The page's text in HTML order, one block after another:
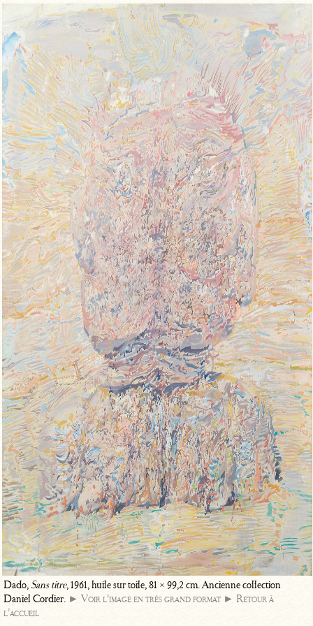
Dado,Sans titre, 1961, huile sur toile, 81 × 99,2 cm. Ancienne collection
Daniel Cordier. ► Voir l’image en très grand format ► Retour à
l’accueil